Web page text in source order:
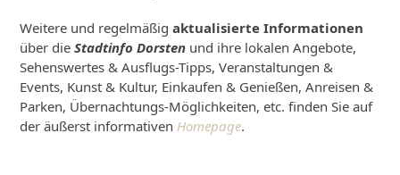
Weitere und regelmäßigaktualisierte Informationen
über dieStadtinfo Dorsten und ihre lokalen Angebote,
Sehenswertes & Ausflugs-Tipps, Veranstaltungen &
Events, Kunst & Kultur, Einkaufen & Genießen, Anreisen &
Parken, Übernachtungs-Möglichkeiten, etc. finden Sie auf
der äußerst informativen Homepage.